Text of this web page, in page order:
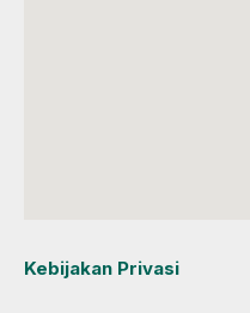
Kebijakan Privasi